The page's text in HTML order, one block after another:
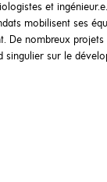
et
mobilisent ses
De nombreux
sur le